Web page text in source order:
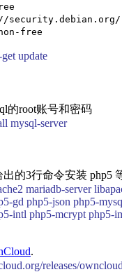
free
update
的root账号和密码
mysql-server
的3行命令安装 php5
mariadb-server
gd php5-json php5-
intl php5-mcrypt php5-
.
releases/